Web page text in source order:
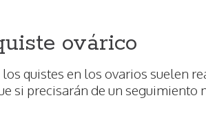
ovárico
quistes en los ovarios suelen
si precisarán de un seguimiento